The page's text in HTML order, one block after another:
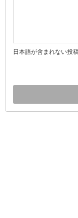
日本語が含まれない投